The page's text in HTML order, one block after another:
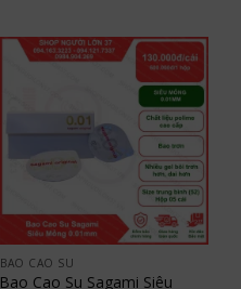
BAO CAO SU
Bao Cao Su Sagami Siêu